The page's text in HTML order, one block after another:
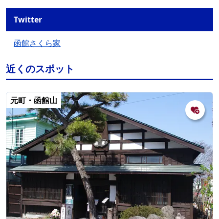
Twitter
函館さくら家
近くのスポット
元町・函館山